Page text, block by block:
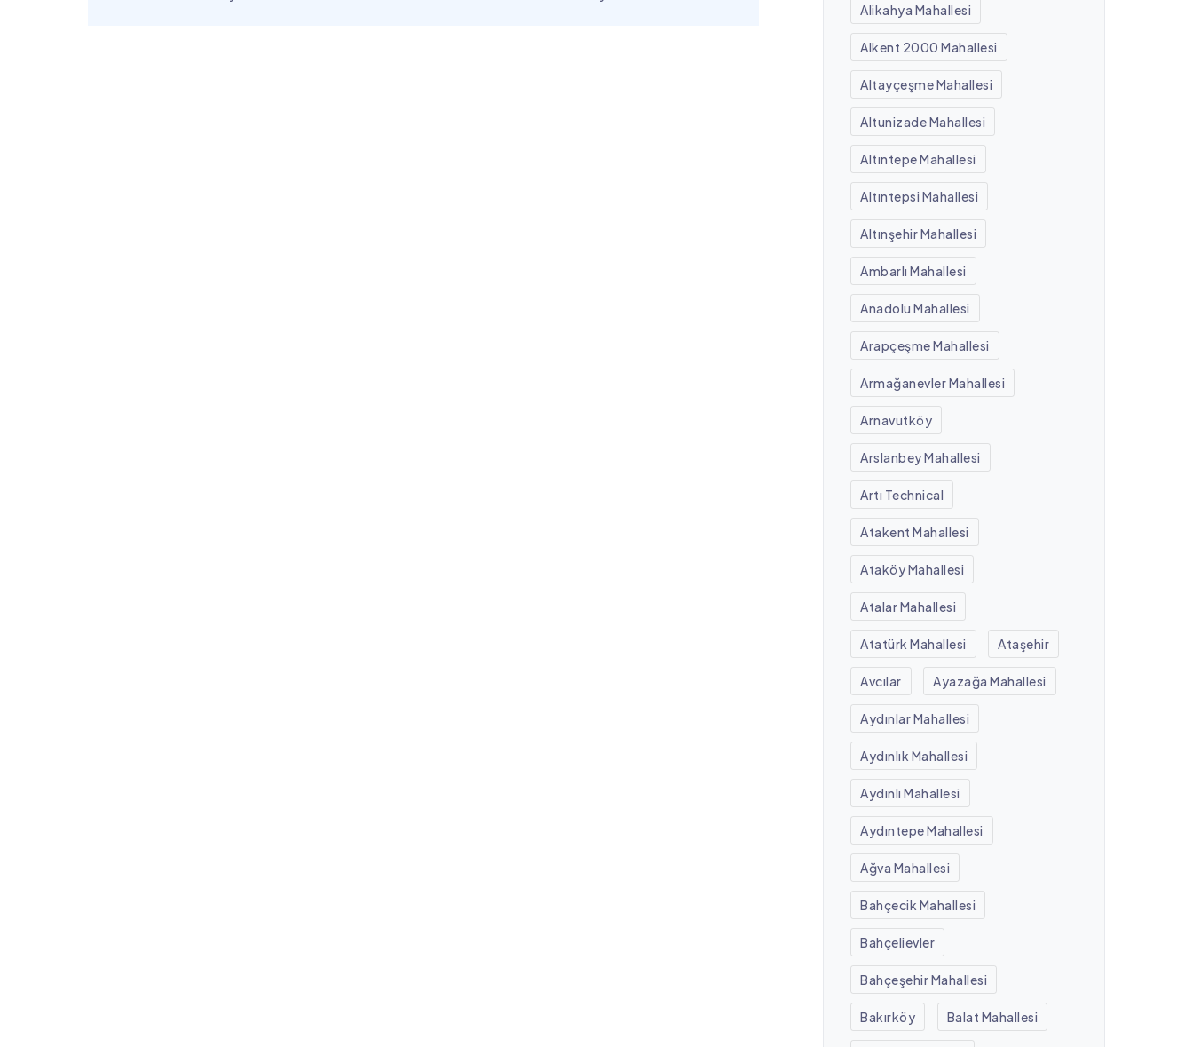
Alikahya Mahallesi
Alkent 2000 Mahallesi
Altayçeşme Mahallesi
Altunizade Mahallesi
Altıntepe Mahallesi
Altıntepsi Mahallesi
Altınşehir Mahallesi
Ambarlı Mahallesi
Anadolu Mahallesi
Arapçeşme Mahallesi
Armağanevler Mahallesi
Arnavutköy
Arslanbey Mahallesi
Artı Technical
Atakent Mahallesi
Ataköy Mahallesi
Atalar Mahallesi
Atatürk Mahallesi Ataşehir
Avcılar Ayazağa Mahallesi
Aydınlar Mahallesi
Aydınlık Mahallesi
Aydınlı Mahallesi
Aydıntepe Mahallesi
Ağva Mahallesi
Bahçecik Mahallesi
Bahçelievler
Bahçeşehir Mahallesi
Bakırköy Balat Mahallesi